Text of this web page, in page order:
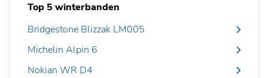
Top 5 winterbanden
Bridgestone Blizzak LM005
Michelin Alpin 6
Nokian WR D4